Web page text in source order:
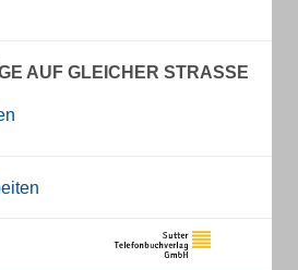
AUF GLEICHER STRASSE